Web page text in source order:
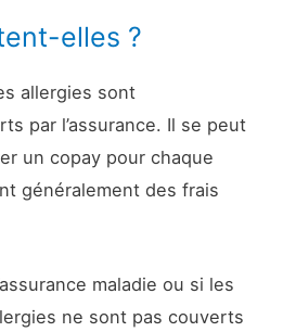
elles ?
allergies sont
par l’assurance. Il se peut
un copay pour chaque
généralement des frais
maladie ou si les
ne sont pas couverts